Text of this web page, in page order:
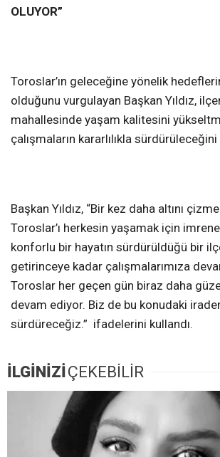
OLUYOR”
Toroslar’ın geleceğine yönelik
olduğunu vurgulayan Başkan Yıldız,
mahallesinde yaşam kalitesini
çalışmaların kararlılıkla
Başkan Yıldız, “Bir kez daha altını
Toroslar’ı herkesin yaşamak için
konforlu bir hayatın sürdürüldüğü bir
getirinceye kadar çalışmalarımıza
Toroslar her geçen gün biraz daha
devam ediyor. Biz de bu konudaki
sürdüreceğiz.” ifadelerini kullandı.
İLGİNİZİ ÇEKEBİLİR